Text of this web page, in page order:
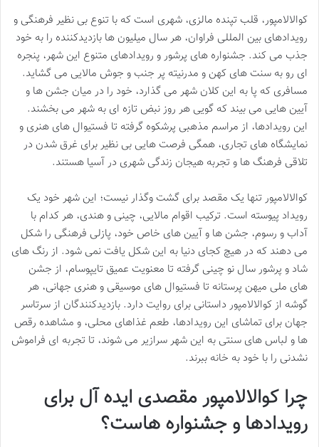
کوالالامپور، قلب تپنده مالزی، شهری است که با تنوع بی نظیر فرهنگی و
رویدادهای بین المللی فراوان، هر سال میلیون ها بازدیدکننده را به خود
جذب می کند. جشنواره های پرشور و رویدادهای متنوع این شهر، پنجره
ای رو به سنت های کهن و مدرنیته پر جنب و جوش مالایی می گشاید.
مسافری که پا به این کلان شهر می گذارد، خود را در میان جشن ها و
آیین هایی می بیند که گویی هر روز نبض تازه ای به شهر می بخشند.
این رویدادها، از مراسم مذهبی پرشکوه گرفته تا فستیوال های هنری و
نمایشگاه های تجاری، همگی فرصت هایی بی نظیر برای غرق شدن در
تلاقی فرهنگ ها و تجربه هیجان زندگی شهری در آسیا هستند.
کوالالامپور تنها یک مقصد برای گشت وگذار نیست؛ این شهر خود یک
رویداد پیوسته است. ترکیب اقوام مالایی، چینی و هندی، هر کدام با
آداب و رسوم، جشن ها و آیین های خاص خود، پازلی فرهنگی را شکل
می دهند که در هیچ کجای دنیا به این شکل یافت نمی شود. از رنگ های
شاد و پرشور سال نو چینی گرفته تا معنویت عمیق تایپوسام، از جشن
های ملی میهن پرستانه تا فستیوال های موسیقی و هنری جهانی، هر
گوشه از کوالالامپور داستانی برای روایت دارد. بازدیدکنندگان از سرتاسر
جهان برای تماشای این رویدادها، طعم غذاهای محلی، و مشاهده رقص
ها و لباس های سنتی به این شهر سرازیر می شوند، تا تجربه ای فراموش
نشدنی را با خود به خانه ببرند.
چرا کوالالامپور مقصدی ایده آل برای
رویدادها و جشنواره هاست؟